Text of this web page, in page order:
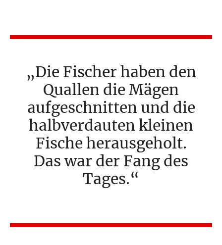
Die Fischer haben den
Quallen die Mägen
aufgeschnitten und die
halbverdauten kleinen
Fische herausgeholt.
Das war der Fang des
Tages.